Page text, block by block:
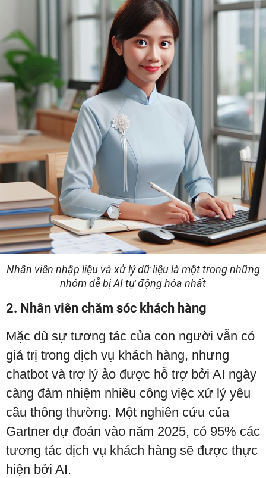
Nhân viên nhập liệu và xử lý dữ liệu là một trong những
nhóm dễ bị AI tự động hóa nhất
2. Nhân viên chăm sóc khách hàng
Mặc dù sự tương tác của con người vẫn có
giá trị trong dịch vụ khách hàng, nhưng
chatbot và trợ lý ảo được hỗ trợ bởi AI ngày
càng đảm nhiệm nhiều công việc xử lý yêu
cầu thông thường. Một nghiên cứu của
Gartner dự đoán vào năm 2025, có 95% các
tương tác dịch vụ khách hàng sẽ được thực
hiện bởi AI.